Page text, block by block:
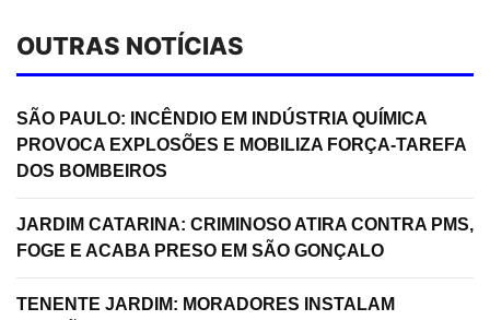
OUTRAS NOTÍCIAS
SÃO PAULO: INCÊNDIO EM INDÚSTRIA QUÍMICA
PROVOCA EXPLOSÕES E MOBILIZA FORÇA-TAREFA
DOS BOMBEIROS
JARDIM CATARINA: CRIMINOSO ATIRA CONTRA PMS,
FOGE E ACABA PRESO EM SÃO GONÇALO
TENENTE JARDIM: MORADORES INSTALAM